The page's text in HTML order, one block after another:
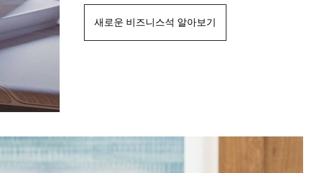
새로운 비즈니스석 알아보기